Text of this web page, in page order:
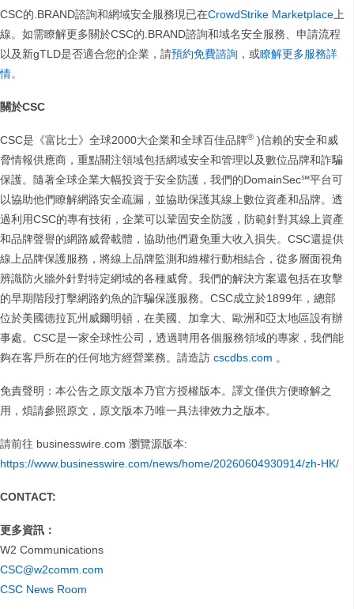
CSC的.BRAND諮詢和網域安全服務現已在CrowdStrike Marketplace上
線。如需瞭解更多關於CSC的.BRAND諮詢和域名安全服務、申請流程
以及新gTLD是否適合您的企業，請預約免費諮詢 ，或瞭解更多服務詳
情。
關於CSC
CSC是《富比士》全球2000大企業和全球百佳品牌® )信賴的安全和威
脅情報供應商，重點關注領域包括網域安全和管理以及數位品牌和詐騙
保護。隨著全球企業大幅投資于安全防護，我們的DomainSec℠平台可
以協助他們瞭解網路安全疏漏，並協助保護其線上數位資產和品牌。透
過利用CSC的專有技術，企業可以鞏固安全防護，防範針對其線上資產
和品牌聲譽的網路威脅載體，協助他們避免重大收入損失。CSC還提供
線上品牌保護服務，將線上品牌監測和維權行動相結合，從多層面視角
辨識防火牆外針對特定網域的各種威脅。我們的解決方案還包括在攻擊
的早期階段打擊網路釣魚的詐騙保護服務。CSC成立於1899年，總部
位於美國德拉瓦州威爾明頓，在美國、加拿大、歐洲和亞太地區設有辦
事處。CSC是一家全球性公司，透過聘用各個服務領域的專家，我們能
夠在客戶所在的任何地方經營業務。請造訪 cscdbs.com 。
免責聲明：本公告之原文版本乃官方授權版本。譯文僅供方便瞭解之
用，煩請參照原文，原文版本乃唯一具法律效力之版本。
請前往 businesswire.com 瀏覽源版本:
https://www.businesswire.com/news/home/20260604930914/zh-HK/
CONTACT:
更多資訊：
W2 Communications
CSC@w2comm.com
CSC News Room